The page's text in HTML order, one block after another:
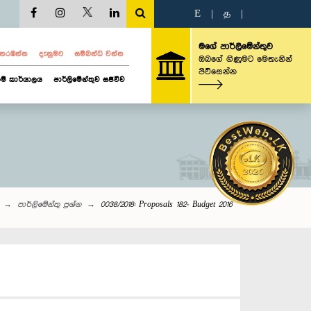
E த
දැනුමට සම්බන්ධ වන්න
කාර්යාලය පාර්ලිමේන්තුව සජීවීව
මගේ පාර්ලිමේන්තුව
ඔබගේ ගිණුමට මෙතැනින්
පිවිසෙන්න
පාර්ලි‌මේන්තු‌ ප්‍රශ්න 0038/2018: Proposals 182- Budget 2016